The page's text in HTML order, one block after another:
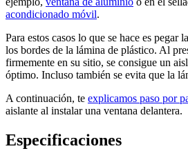
cm
Agregar otra placa
acondicionado móvil.
Para estos casos lo que se hace es pegar
los bordes de la lámina de plástico. Al
firmemente en su sitio, se consigue un
óptimo. Incluso también se evita que la
A continuación, te explicamos paso por
aislante al instalar una ventana delantera.
Especificaciones